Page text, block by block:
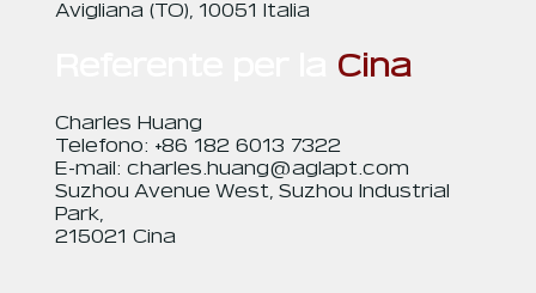
Avigliana (TO), 10051 Italia
Cina
Charles Huang
Telefono: +86 182 6013 7322
E-mail: charles.huang@aglapt.com
Suzhou Avenue West, Suzhou Industrial
Park,
215021 Cina